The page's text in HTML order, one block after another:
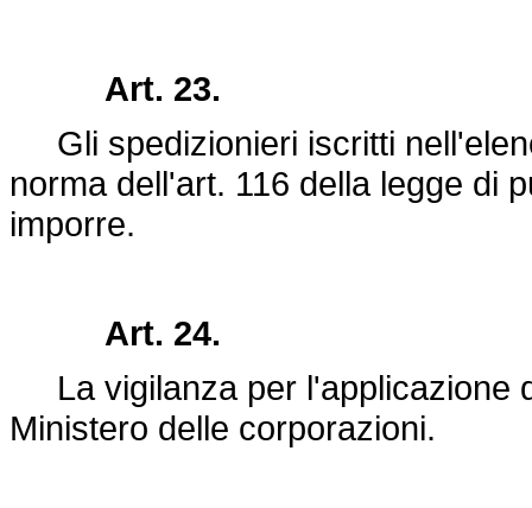
Art. 23.
Gli spedizionieri iscritti
norma dell'art. 116 della legge di
imporre.
Art. 24.
La vigilanza per l'applicazione
Ministero delle corporazioni.